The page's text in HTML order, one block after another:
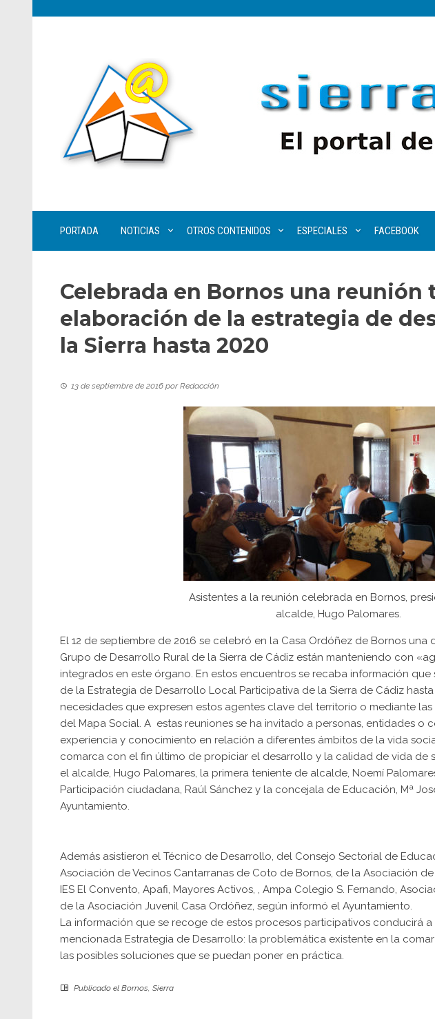
PORTADA NOTICIAS OTROS CONTENIDOS ESPECIALES FACEBOOK
Celebrada en Bornos una reunión
elaboración de la estrategia de
la Sierra hasta 2020
13 de septiembre de 2016 porRedacción
Asistentes a la reunión celebrada en Bornos,
alcalde, Hugo Palomares.
El 12 de septiembre de 2016 se celebró en la Casa Ordóñez de Bornos
Grupo de Desarrollo Rural de la Sierra de Cádiz están manteniendo con
integrados en este órgano. En estos encuentros se recaba información
de la Estrategia de Desarrollo Local Participativa de la Sierra de Cádiz
necesidades que expresen estos agentes clave del territorio o mediante
del Mapa Social. A estas reuniones se ha invitado a personas, entidades o
experiencia y conocimiento en relación a diferentes ámbitos de la vida
comarca con el fin último de propiciar el desarrollo y la calidad de vida de
el alcalde, Hugo Palomares, la primera teniente de alcalde, Noemí
Participación ciudadana, Raúl Sánchez y la concejala de Educación, Mª
Ayuntamiento.
Además asistieron el Técnico de Desarrollo, del Consejo Sectorial de
Asociación de Vecinos Cantarranas de Coto de Bornos, de la Asociación
IES El Convento, Apafi, Mayores Activos, , Ampa Colegio S. Fernando,
de la Asociación Juvenil Casa Ordóñez, según informó el Ayuntamiento.
La información que se recoge de estos procesos participativos conducirá
mencionada Estrategia de Desarrollo: la problemática existente en la
las posibles soluciones que se puedan poner en práctica.
Publicado el Bornos, Sierra